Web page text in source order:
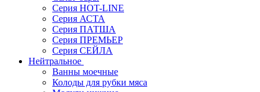
Серия HOT-LINE
Серия АСТА
Серия ПАТША
Серия ПРЕМЬЕР
Серия СЕЙЛА
Нейтральное
Ванны моечные
Колоды для рубки мяса